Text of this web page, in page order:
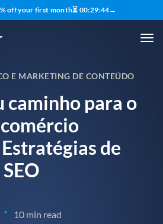
off your first month⏳ 00:29:43→
E MARKETING DE CONTEÚDO
caminho para o
de
• 10 min read